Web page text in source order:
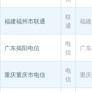
福建福州市联通
联
通
福建
广东揭阳电信
电
信
广东
重庆重庆市电信
电
信
重庆